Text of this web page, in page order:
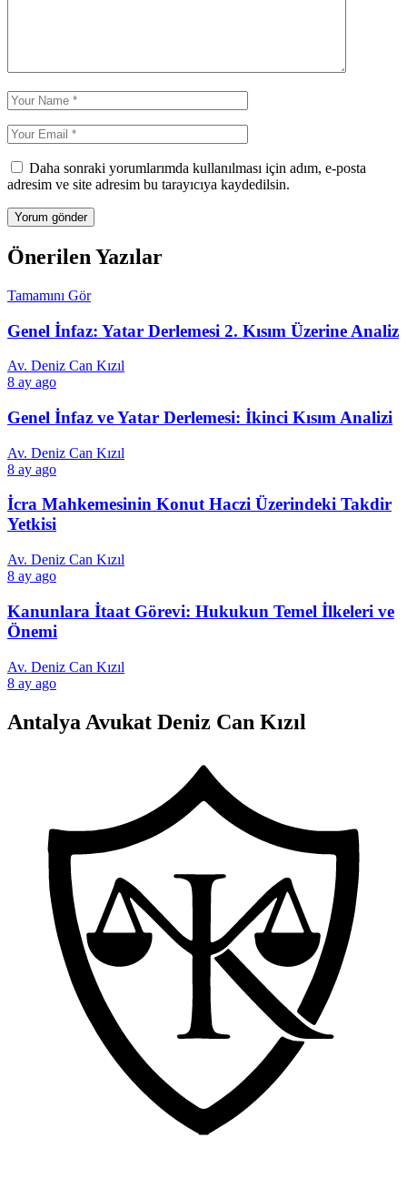
Daha sonraki yorumlarımda kullanılması için adım, e-posta
adresim ve site adresim bu tarayıcıya kaydedilsin.
Önerilen Yazılar
Tamamını Gör
Genel İnfaz: Yatar Derlemesi 2. Kısım Üzerine Analiz
Av. Deniz Can Kızıl
8 ay ago
Genel İnfaz ve Yatar Derlemesi: İkinci Kısım Analizi
Av. Deniz Can Kızıl
8 ay ago
İcra Mahkemesinin Konut Haczi Üzerindeki Takdir
Yetkisi
Av. Deniz Can Kızıl
8 ay ago
Kanunlara İtaat Görevi: Hukukun Temel İlkeleri ve
Önemi
Av. Deniz Can Kızıl
8 ay ago
Antalya Avukat Deniz Can Kızıl